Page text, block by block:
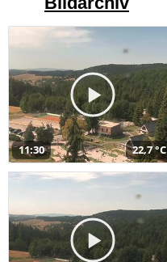
11:30 22,7 °C